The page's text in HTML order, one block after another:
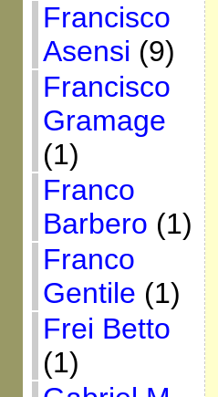
Francisco
Asensi (9)
Francisco
Gramage
(1)
Franco
Barbero (1)
Franco
Gentile (1)
Frei Betto
(1)